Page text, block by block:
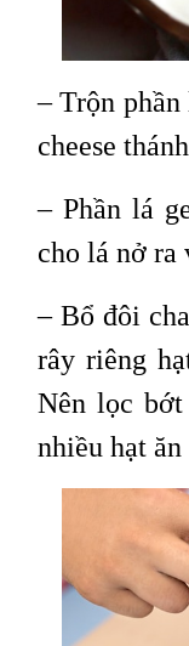
– Trộn
cheese
– Phần lá
cho lá nở ra
– Bổ đôi
rây riêng
Nên lọc
nhiều hạt